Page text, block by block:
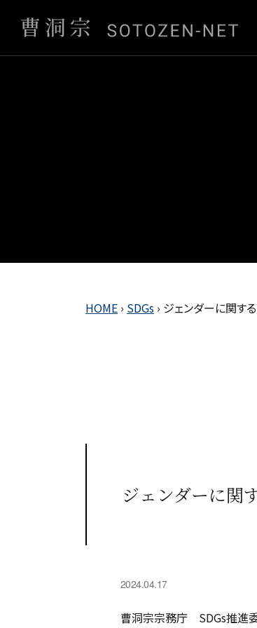
HOME › SDGs › ジェンダーに関す
ジェンダーに関
2024.04.17
曹洞宗宗務庁 SDGs推進委